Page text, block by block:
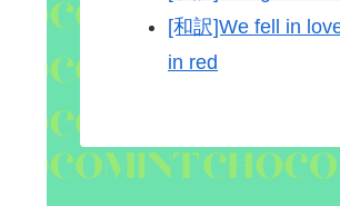
[和訳]We fell in
in red